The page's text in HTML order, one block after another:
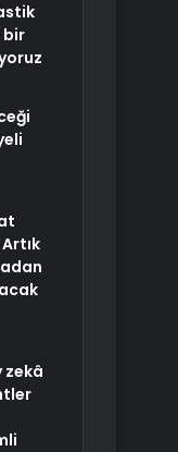
bir
zekâ